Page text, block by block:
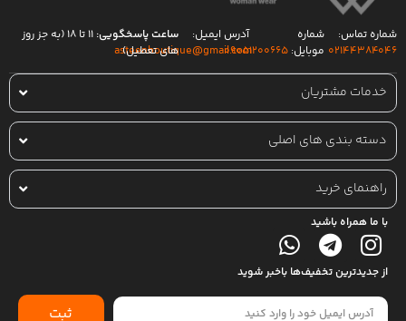
شماره تماس:
۰۲۱۴۴۳۸۴۰۴۶
شماره
موبایل: ۰۹۰۵۱۲۰۰۶۶۵
آدرس ایمیل:
asteenboutique@gmail.com
ساعت پاسخگویی:
۱۱ تا ۱۸ (به جز روز
های تعطیل)
خدمات مشتریان
دسته بندی های اصلی
راهنمای خرید
با ما همراه باشید
از جدیدترین تخفیف‌ها باخبر شوید
ثبت